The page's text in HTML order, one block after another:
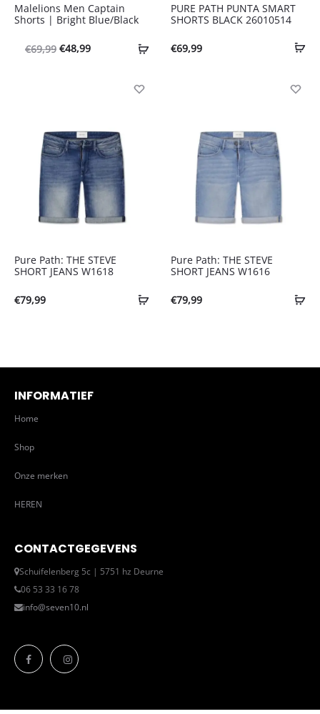
Malelions Men Captain
Shorts | Bright Blue/Black
€69,99 Oorspronkelijke
€48,99Huidige
PURE PATH PUNTA SMART
SHORTS BLACK 26010514
€69,99
Pure Path: THE STEVE
SHORT JEANS W1618
€79,99
Pure Path: THE STEVE
SHORT JEANS W1616
€79,99
INFORMATIEF
Home
Shop
Onze merken
HEREN
CONTACTGEGEVENS
Schuifelenberg 5c | 5751 hz Deurne
06 53 33 16 78
info@seven10.nl